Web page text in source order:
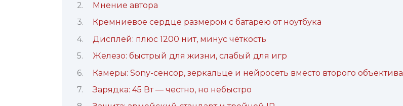
Мнение автора
Кремниевое сердце размером с батарею от ноутбука
Дисплей: плюс 1200 нит, минус чёткость
Железо: быстрый для жизни, слабый для игр
Камеры: Sony-сенсор, зеркальце и нейросеть вместо второго объектива
Зарядка: 45 Вт — честно, но небыстро